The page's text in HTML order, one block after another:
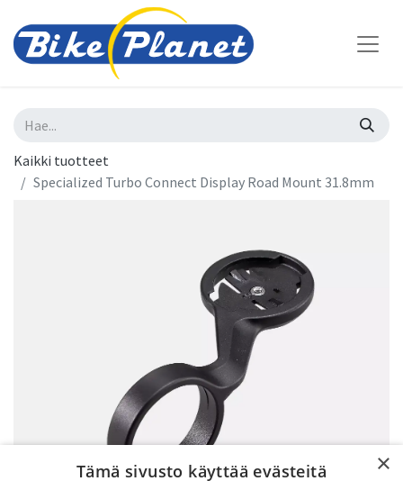
Kaikki tuotteet
Specialized Turbo Connect Display Road Mount 31.8mm
×
Tämä sivusto käyttää evästeitä